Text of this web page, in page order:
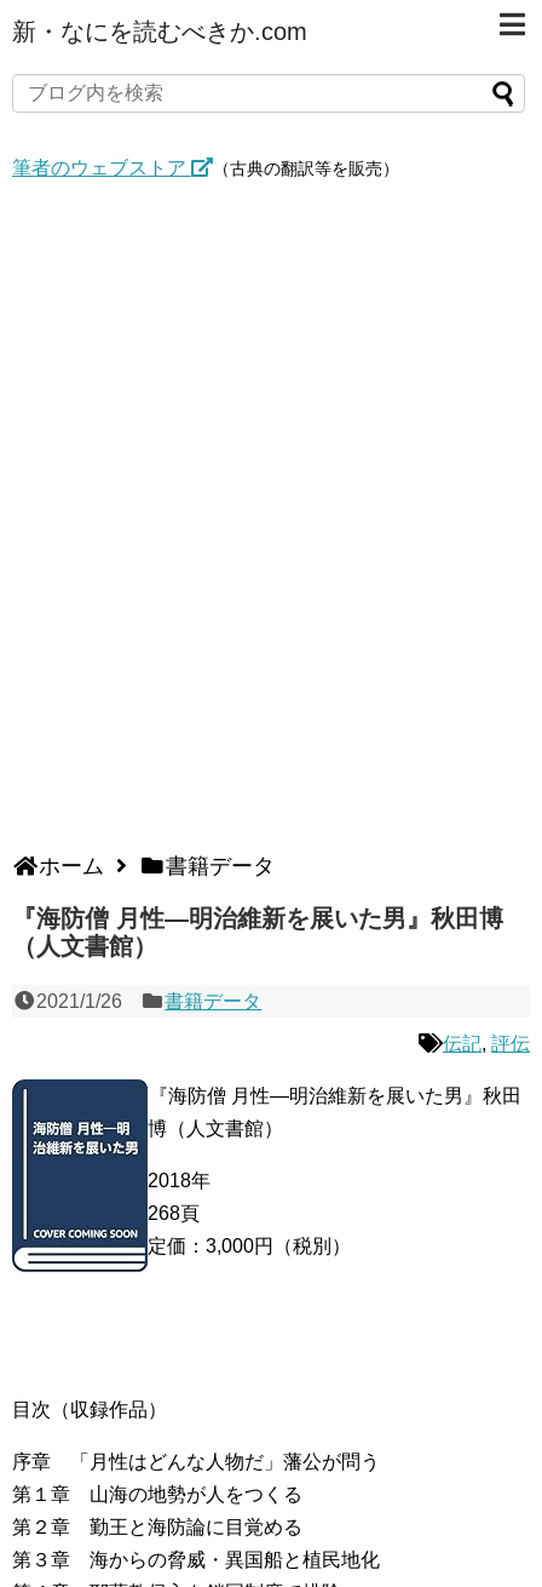
新・なにを読むべきか.com
筆者のウェブストア （古典の翻訳等を販売）
ホーム 書籍データ
『海防僧 月性―明治維新を展いた男』秋田博
（人文書館）
2021/1/26 書籍データ
伝記, 評伝
『海防僧 月性―明治維新を展いた男』秋田
博（人文書館）
2018年
268頁
定価：3,000円（税別）
目次（収録作品）
序章 「月性はどんな人物だ」藩公が問う
第１章 山海の地勢が人をつくる
第２章 勤王と海防論に目覚める
第３章 海からの脅威・異国船と植民地化